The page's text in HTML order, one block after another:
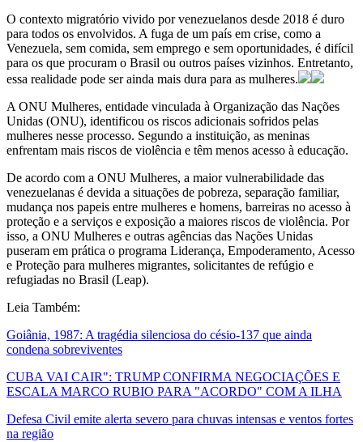
O contexto migratório vivido por venezuelanos desde 2018 é duro
para todos os envolvidos. A fuga de um país em crise, como a
Venezuela, sem comida, sem emprego e sem oportunidades, é difícil
para os que procuram o Brasil ou outros países vizinhos. Entretanto,
essa realidade pode ser ainda mais dura para as mulheres.
A ONU Mulheres, entidade vinculada à Organização das Nações
Unidas (ONU), identificou os riscos adicionais sofridos pelas
mulheres nesse processo. Segundo a instituição, as meninas
enfrentam mais riscos de violência e têm menos acesso à educação.
De acordo com a ONU Mulheres, a maior vulnerabilidade das
venezuelanas é devida a situações de pobreza, separação familiar,
mudança nos papeis entre mulheres e homens, barreiras no acesso à
proteção e a serviços e exposição a maiores riscos de violência. Por
isso, a ONU Mulheres e outras agências das Nações Unidas
puseram em prática o programa Liderança, Empoderamento, Acesso
e Proteção para mulheres migrantes, solicitantes de refúgio e
refugiadas no Brasil (Leap).
Leia Também:
Goiânia, 1987: A tragédia silenciosa do césio-137 que ainda
condena sobreviventes
CUBA VAI CAIR": TRUMP CONFIRMA NEGOCIAÇÕES E
ESCALA MARCO RUBIO PARA "ACORDO" COM A ILHA
Defesa Civil emite alerta severo para chuvas intensas e ventos fortes
na região